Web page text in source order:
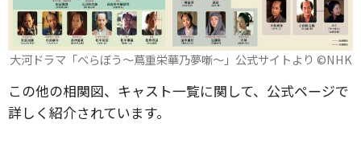
大河ドラマ「べらぼう～蔦重栄華乃夢噺～」公式サイトより ©️NHK
この他の相関図、キャスト一覧に関して、公式ページで
詳しく紹介されています。